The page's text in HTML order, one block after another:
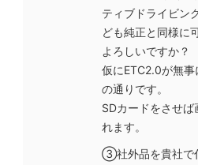
ティブドライビン
ども純正と同様に
よろしいですか？
仮にETC2.0が無
の通りです。
SDカードをさせば
れます。
③社外品を貴社で